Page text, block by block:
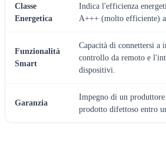
Classe
Energetica
Indica l'efficienza
A+++ (molto efficiente)
Funzionalità
Smart
Capacità di connettersi a
controllo da remoto e
dispositivi.
Garanzia
Impegno di un
prodotto difettoso entro